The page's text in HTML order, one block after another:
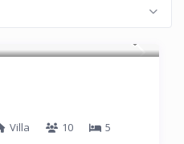
Villa 10 5